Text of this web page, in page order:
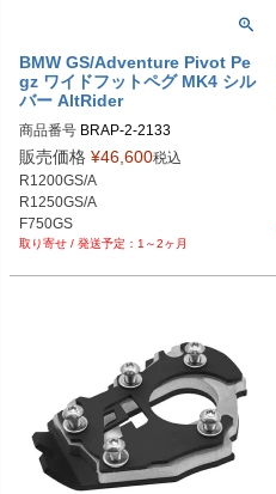
BMW GS/Adventure Pivot Pe
gz ワイドフットペグ MK4 シル
バー AltRider
商品番号 BRAP-2-2133
alt_BRAP-2-2133
販売価格 ¥46,600税込
R1200GS/A
R1250GS/A
F750GS
F850GS/A
1～2ヶ月